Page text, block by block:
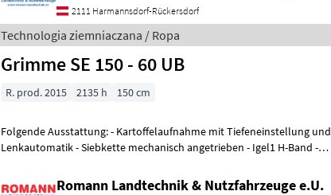
2111 Harmannsdorf-Rückersdorf
Technologia ziemniaczana / Ropa
Grimme SE 150 - 60 UB
R. prod. 2015 2135 h 150 cm
Folgende Ausstattung: - Kartoffelaufnahme mit Tiefeneinstellung und
Lenkautomatik - Siebkette mechanisch angetrieben - Igel1 H-Band -
Romann Landtechnik & Nutzfahrzeuge e.U.